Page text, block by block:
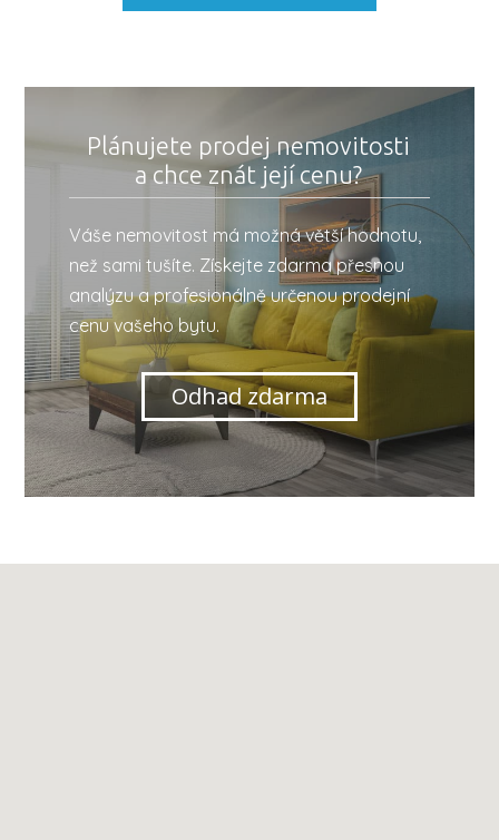
Plánujete prodej nemovitosti
a chce znát její cenu?
Váše nemovitost má možná větší hodnotu,
než sami tušíte. Získejte zdarma přesnou
analýzu a profesionálně určenou prodejní
cenu vašeho bytu.
Odhad zdarma